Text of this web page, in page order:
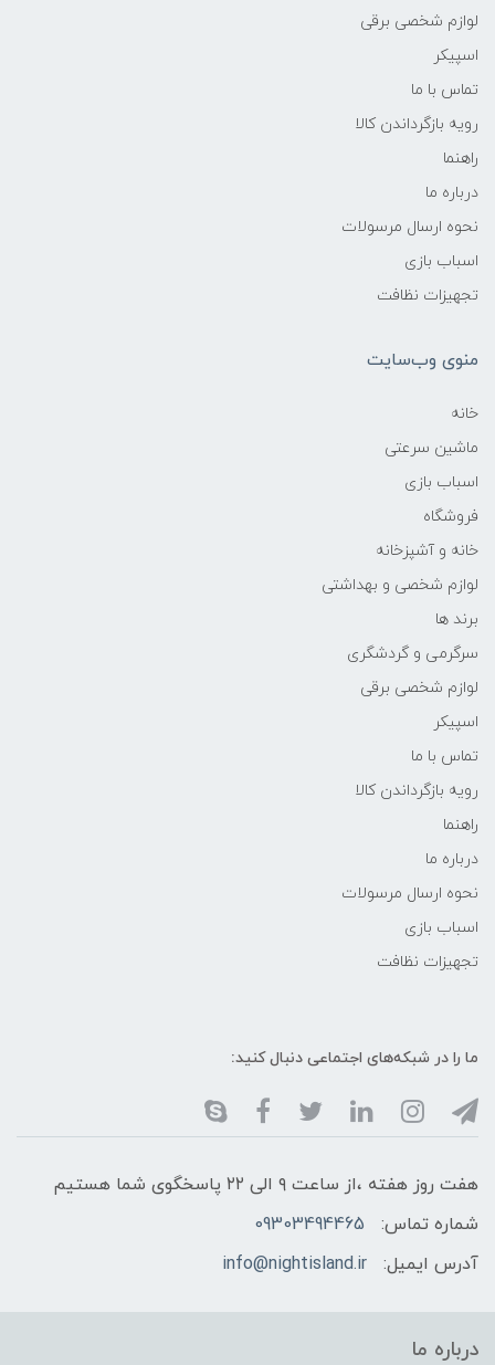
لوازم شخصی برقی
اسپیکر
تماس با ما
رویه بازگرداندن کالا
راهنما
درباره ما
نحوه ارسال مرسولات
اسباب بازی
تجهیزات نظافت
منوی وب‌سایت
خانه
ماشین سرعتی
اسباب بازی
فروشگاه
خانه و آشپزخانه
لوازم شخصی و بهداشتی
برند ها
سرگرمی و گردشگری
لوازم شخصی برقی
اسپیکر
تماس با ما
رویه بازگرداندن کالا
راهنما
درباره ما
نحوه ارسال مرسولات
اسباب بازی
تجهیزات نظافت
ما را در شبکه‌های اجتماعی دنبال کنید:
هفت روز هفته ،از ساعت ۹ الی ۲۲ پاسخگوی شما هستیم
شماره تماس:
09303494465
آدرس ایمیل:
info@nightisland.ir
درباره ما